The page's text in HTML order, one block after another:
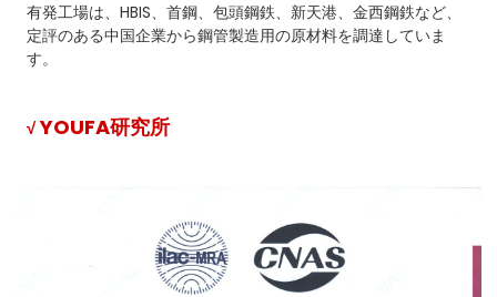
有発工場は、HBIS、首鋼、包頭鋼鉄、新天港、金西鋼鉄など、
定評のある中国企業から鋼管製造用の原材料を調達していま
す。
√YOUFA研究所